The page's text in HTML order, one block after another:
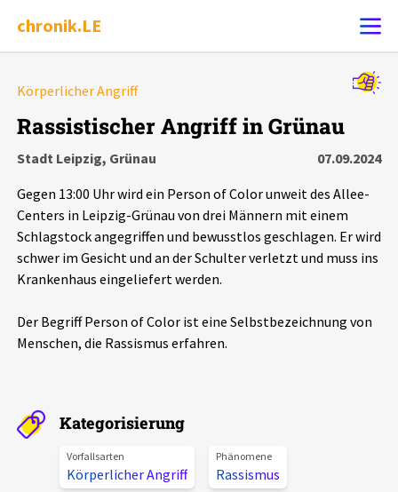
chronik.LE
Chronik
Dossiers
Leipziger Zustände
Schlaglichter
Aktuelles
Alle Beiträge
Über uns
Körperlicher Angriff
Rassistischer Angriff in Grünau
Stadt Leipzig, Grünau
07.09.2024
Gegen 13:00 Uhr wird ein Person of Color unweit des Allee-
Centers in Leipzig-Grünau von drei Männern mit einem
Schlagstock angegriffen und bewusstlos geschlagen. Er wird
schwer im Gesicht und an der Schulter verletzt und muss ins
Krankenhaus eingeliefert werden.
Der Begriff Person of Color ist eine Selbstbezeichnung von
Menschen, die Rassismus erfahren.
Kategorisierung
Vorfallsarten
Körperlicher Angriff
Phänomene
Rassismus
Alle Ereignisse
Ereignisse
Ereignisse
Exportieren Filter Erklärungen